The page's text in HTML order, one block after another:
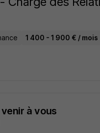
1 400 - 1 900 € / mois
à vous